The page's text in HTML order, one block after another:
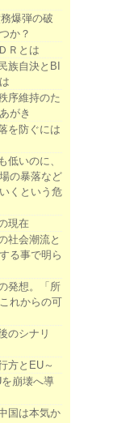
爆弾の破
か？
Ｒとは
族自決とBI
序維持のた
がき
を防ぐには
低いのに、
の暴落など
くという危
現在
社会潮流と
る事で明ら
発想。「所
れからの可
のシナリ
方とEU～
崩壊へ導
国は本気か